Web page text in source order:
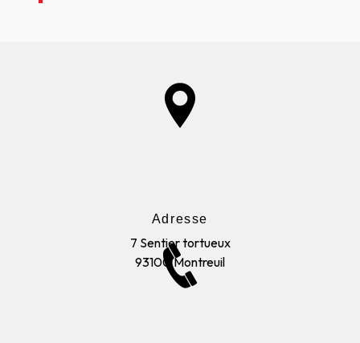
Adresse
7 Sentier tortueux
93100 Montreuil